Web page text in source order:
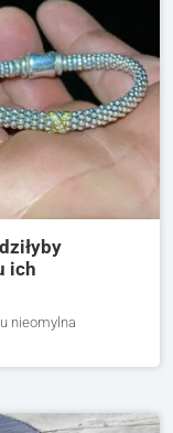
ich
nieomylna